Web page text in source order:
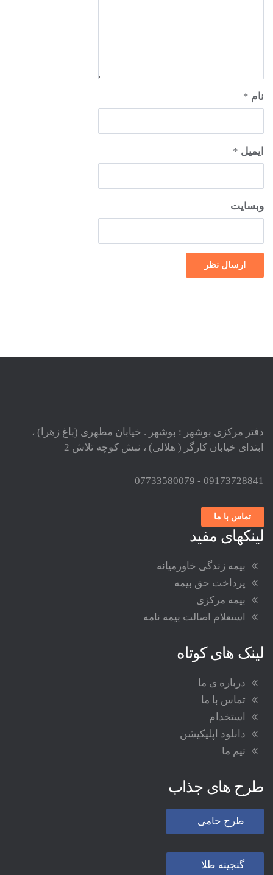
نام *
ایمیل *
وبسایت
دفتر مرکزی بوشهر : بوشهر . خیابان مطهری (باغ زهرا) ،
ابتدای خیابان کارگر ( هلالی) ، نبش کوچه تلاش 2
09173728841 - 07733580079
تماس با ما
لینکهای مفید
بیمه زندگی خاورمیانه
پرداخت حق بیمه
بیمه مرکزی
استعلام اصالت بیمه نامه
لینک های کوتاه
درباره ی ما
تماس با ما
استخدام
دانلود اپلیکیشن
تیم ما
طرح های جذاب
طرح حامی
گنجینه طلا